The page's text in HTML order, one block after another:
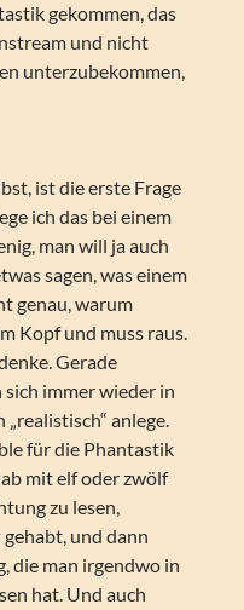
gekommen, das
und nicht
unterzubekommen,
ist die erste Frage
ich das bei einem
man will ja auch
sagen, was einem
genau, warum
Kopf und muss raus.
Gerade
immer wieder in
anlege.
für die Phantastik
mit elf oder zwölf
zu lesen,
und dann
die man irgendwo in
hat. Und auch